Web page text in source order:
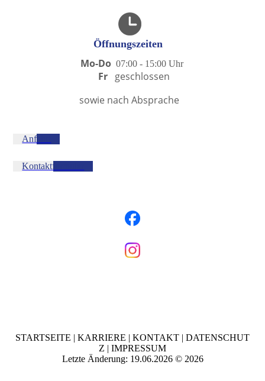
Öffnungszeiten
Mo-Do 07:00 - 15:00 Uhr
Fr geschlossen
sowie nach Absprache
Anfahrt
Kontaktformular
STARTSEITE | KARRIERE | KONTAKT | DATENSCHUT
Z | IMPRESSUM
Letzte Änderung: 19.06.2026 © 2026